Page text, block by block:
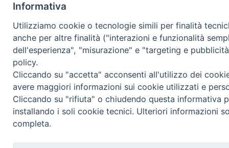
Informativa
Utilizziamo cookie o tecnologie simili per finalità
anche per altre finalità ("interazioni e funzionalità
dell'esperienza", "misurazione" e "targeting e
policy.
Cliccando su "accetta" acconsenti all'utilizzo dei
avere maggiori informazioni sui cookie utilizzati e
Cliccando su "rifiuta" o chiudendo questa informativa
installando i soli cookie tecnici. Ulteriori informazioni
completa.